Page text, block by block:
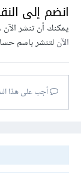
انضم إلى
يمكنك أن تنشر
الآنلتنشر باسم
أجب على هذا